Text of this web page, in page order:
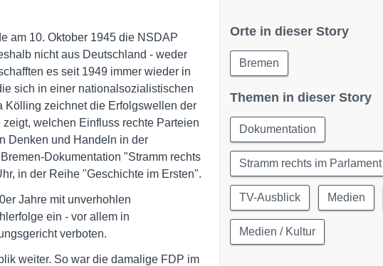
am 10. Oktober 1945 die NSDAP
nicht aus Deutschland - weder
es seit 1949 immer wieder in
sich in einer nationalsozialistischen
Kölling zeichnet die Erfolgswellen der
welchen Einfluss rechte Parteien
Denken und Handeln in der
Dokumentation "Stramm rechts
in der Reihe "Geschichte im Ersten".
Jahre mit unverhohlen
ein - vor allem in
verboten.
weiter. So war die damalige FDP im
Orte in dieser Story
Bremen
Themen in dieser Story
Dokumentation
Stramm rechts im Parlament
TV-Ausblick Medien
Medien / Kultur